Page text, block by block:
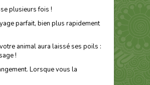
plusieurs fois !
parfait, bien plus rapidement
animal aura laissé ses poils :
!
Lorsque vous la